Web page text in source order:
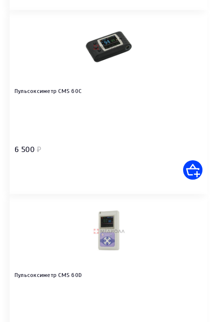
Пульсоксиметр CMS 60C
6 500 ₽
Пульсоксиметр CMS 60D